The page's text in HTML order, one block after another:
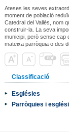
Ateses les seves
moment de població
Catedral del Vallès, nom
construir-la. La seva
municipi, però sense cap
mateixa parròquia o des
Classificació
Esglésies
Parròquies i